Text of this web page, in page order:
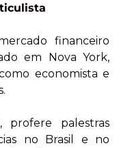
financeiro
em Nova York,
economista e
profere palestras
no Brasil e no